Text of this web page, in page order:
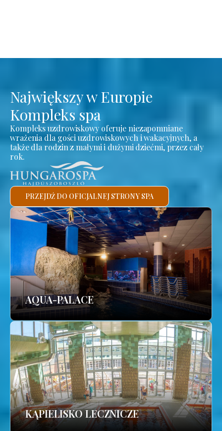
Największy w Europie
Kompleks spa
Kompleks uzdrowiskowy oferuje niezapomniane
wrażenia dla gości uzdrowiskowych i wakacyjnych, a
także dla rodzin z małymi i dużymi dziećmi, przez cały
rok.
PRZEJDŹ DO OFICJALNEJ STRONY SPA
AQUA-PALACE
KĄPIELISKO LECZNICZE